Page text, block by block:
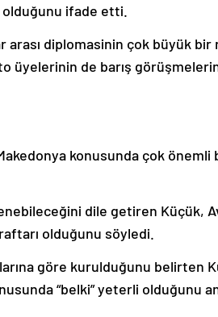
ifade etti.
arası diplomasinin çok büyük bir
üyelerinin de barış
konusunda çok önemli
dile getiren Küçük,
olduğunu söyledi.
göre kurulduğunu belirten
“belki” yeterli olduğunu